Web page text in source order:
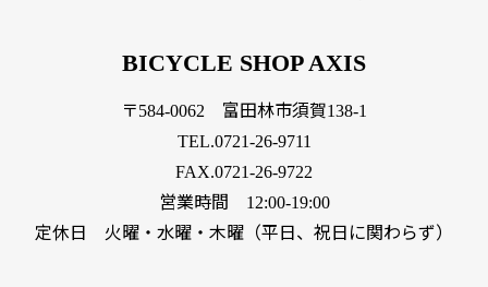
BICYCLE SHOP AXIS
〒584-0062 富田林市須賀138-1
TEL.0721-26-9711
FAX.0721-26-9722
営業時間 12:00-19:00
定休日 火曜・水曜・木曜（平日、祝日に関わらず）